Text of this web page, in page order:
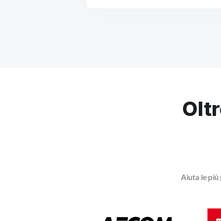
Aiuta le più